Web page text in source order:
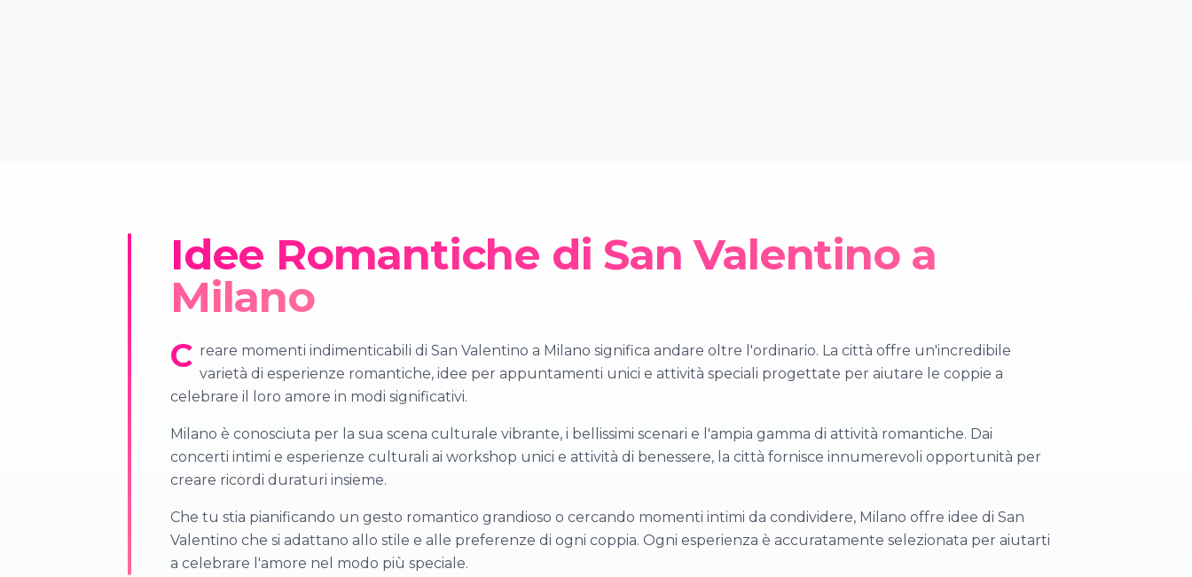
Idee Romantiche di San Valentino a
Milano
C reare momenti indimenticabili di San Valentino a Milano significa andare oltre l'ordinario. La città offre un'incredibile
varietà di esperienze romantiche, idee per appuntamenti unici e attività speciali progettate per aiutare le coppie a
celebrare il loro amore in modi significativi.
Milano è conosciuta per la sua scena culturale vibrante, i bellissimi scenari e l'ampia gamma di attività romantiche. Dai
concerti intimi e esperienze culturali ai workshop unici e attività di benessere, la città fornisce innumerevoli opportunità per
creare ricordi duraturi insieme.
Che tu stia pianificando un gesto romantico grandioso o cercando momenti intimi da condividere, Milano offre idee di San
Valentino che si adattano allo stile e alle preferenze di ogni coppia. Ogni esperienza è accuratamente selezionata per aiutarti
a celebrare l'amore nel modo più speciale.